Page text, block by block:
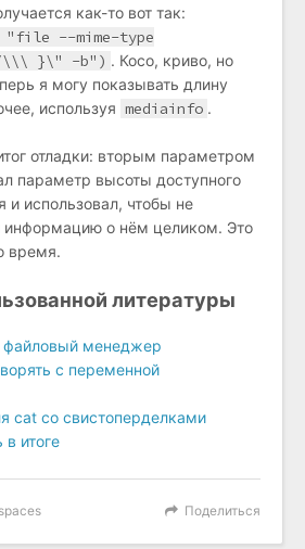
как-то вот так:
"file --mime-type
/\\\ }\" -b") . Косо, криво, но
я могу показывать длину
используя mediainfo .
отладки: вторым параметром
параметр высоты доступного
и использовал, чтобы не
информацию о нём целиком. Это
время.
литературы
файловый менеджер
с переменной
cat со свистоперделками
в итоге
Поделиться
spaces